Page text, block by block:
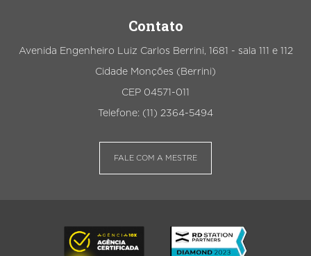
Contato
Avenida Engenheiro Luiz Carlos Berrini, 1681 - sala 111 e 112
Cidade Monções (Berrini)
CEP 04571-011
Telefone: (11) 2364-5494
FALE COM A MESTRE